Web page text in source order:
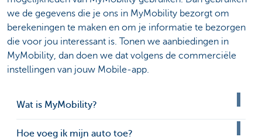
we de gegevens die je ons in MyMobility bezorgt om
berekeningen te maken en om je informatie te bezorgen
die voor jou interessant is. Tonen we aanbiedingen in
MyMobility, dan doen we dat volgens de commerciële
instellingen van jouw Mobile-app.
Wat is MyMobility?
Hoe voeg ik mijn auto toe?